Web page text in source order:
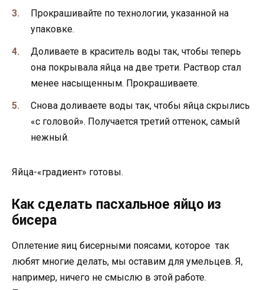
Прокрашивайте по технологии, указанной на
упаковке.
Доливаете в краситель воды так, чтобы теперь
она покрывала яйца на две трети. Раствор стал
менее насыщенным. Прокрашиваете.
Снова доливаете воды так, чтобы яйца скрылись
«с головой». Получается третий оттенок, самый
нежный.
Яйца-«градиент» готовы.
Как сделать пасхальное яйцо из
бисера
Оплетение яиц бисерными поясами, которое так
любят многие делать, мы оставим для умельцев. Я,
например, ничего не смыслю в этой работе.